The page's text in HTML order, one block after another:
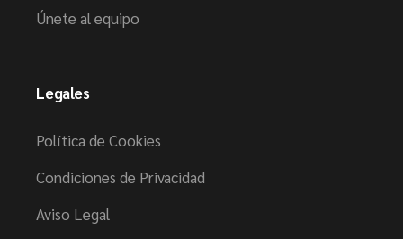
Únete al equipo
Legales
Política de Cookies
Condiciones de Privacidad
Aviso Legal